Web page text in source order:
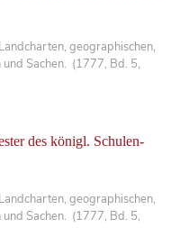
geographischen,
und Sachen. (1777, Bd. 5,
des königl. Schulen-
geographischen,
und Sachen. (1777, Bd. 5,